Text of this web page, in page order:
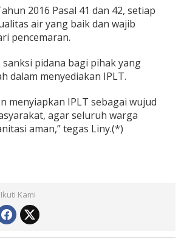
2016 Pasal 41 dan 42, setiap
air yang baik dan wajib
pencemaran.
pidana bagi pihak yang
dalam menyediakan IPLT.
menyiapkan IPLT sebagai wujud
agar seluruh warga
aman,” tegas Liny.(*)
Ikuti Kami